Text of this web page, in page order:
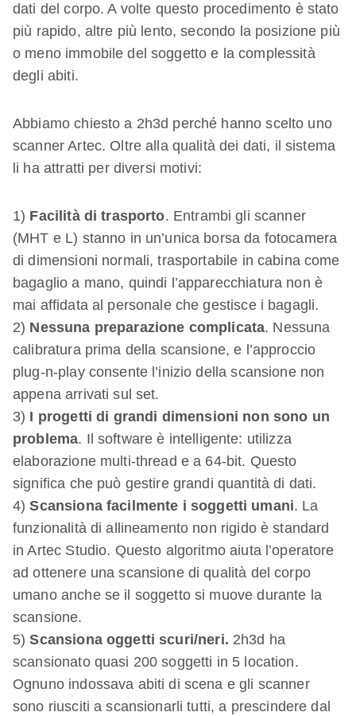
dati del corpo. A volte questo procedimento è stato
più rapido, altre più lento, secondo la posizione più
o meno immobile del soggetto e la complessità
degli abiti.
Abbiamo chiesto a 2h3d perché hanno scelto uno
scanner Artec. Oltre alla qualità dei dati, il sistema
li ha attratti per diversi motivi:
1) Facilità di trasporto. Entrambi gli scanner
(MHT e L) stanno in un’unica borsa da fotocamera
di dimensioni normali, trasportabile in cabina come
bagaglio a mano, quindi l’apparecchiatura non è
mai affidata al personale che gestisce i bagagli.
2) Nessuna preparazione complicata. Nessuna
calibratura prima della scansione, e l’approccio
plug-n-play consente l’inizio della scansione non
appena arrivati sul set.
3) I progetti di grandi dimensioni non sono un
problema. Il software è intelligente: utilizza
elaborazione multi-thread e a 64-bit. Questo
significa che può gestire grandi quantità di dati.
4) Scansiona facilmente i soggetti umani. La
funzionalità di allineamento non rigido è standard
in Artec Studio. Questo algoritmo aiuta l’operatore
ad ottenere una scansione di qualità del corpo
umano anche se il soggetto si muove durante la
scansione.
5)Scansiona oggetti scuri/neri. 2h3d ha
scansionato quasi 200 soggetti in 5 location.
Ognuno indossava abiti di scena e gli scanner
sono riusciti a scansionarli tutti, a prescindere dal